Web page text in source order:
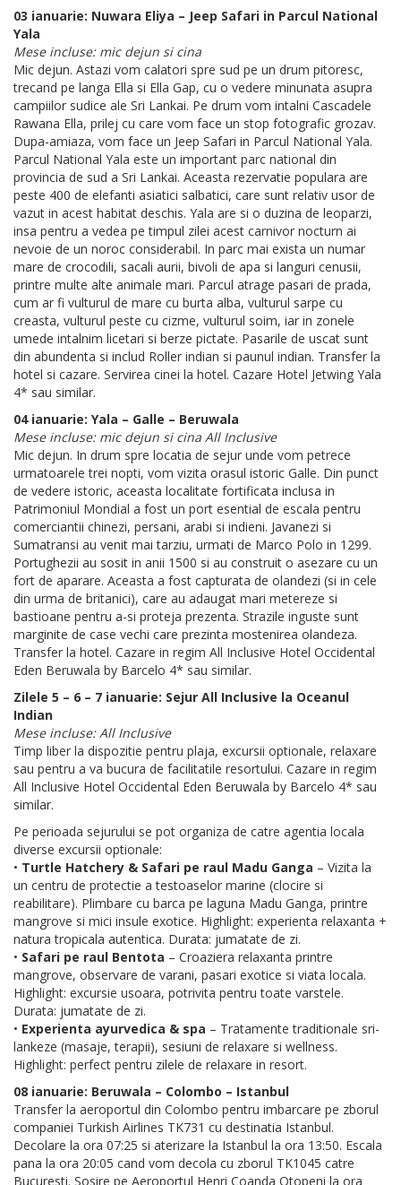
03 ianuarie: Nuwara Eliya – Jeep Safari in Parcul National
Yala
Mese incluse: mic dejun si cina
Mic dejun. Astazi vom calatori spre sud pe un drum pitoresc,
trecand pe langa Ella si Ella Gap, cu o vedere minunata asupra
campiilor sudice ale Sri Lankai. Pe drum vom intalni Cascadele
Rawana Ella, prilej cu care vom face un stop fotografic grozav.
Dupa-amiaza, vom face un Jeep Safari in Parcul National Yala.
Parcul National Yala este un important parc national din
provincia de sud a Sri Lankai. Aceasta rezervatie populara are
peste 400 de elefanti asiatici salbatici, care sunt relativ usor de
vazut in acest habitat deschis. Yala are si o duzina de leoparzi,
insa pentru a vedea pe timpul zilei acest carnivor nocturn ai
nevoie de un noroc considerabil. In parc mai exista un numar
mare de crocodili, sacali aurii, bivoli de apa si languri cenusii,
printre multe alte animale mari. Parcul atrage pasari de prada,
cum ar fi vulturul de mare cu burta alba, vulturul sarpe cu
creasta, vulturul peste cu cizme, vulturul soim, iar in zonele
umede intalnim licetari si berze pictate. Pasarile de uscat sunt
din abundenta si includ Roller indian si paunul indian. Transfer la
hotel si cazare. Servirea cinei la hotel. Cazare Hotel Jetwing Yala
4* sau similar.
04 ianuarie: Yala – Galle – Beruwala
Mese incluse: mic dejun si cina All Inclusive
Mic dejun. In drum spre locatia de sejur unde vom petrece
urmatoarele trei nopti, vom vizita orasul istoric Galle. Din punct
de vedere istoric, aceasta localitate fortificata inclusa in
Patrimoniul Mondial a fost un port esential de escala pentru
comerciantii chinezi, persani, arabi si indieni. Javanezi si
Sumatransi au venit mai tarziu, urmati de Marco Polo in 1299.
Portughezii au sosit in anii 1500 si au construit o asezare cu un
fort de aparare. Aceasta a fost capturata de olandezi (si in cele
din urma de britanici), care au adaugat mari metereze si
bastioane pentru a-si proteja prezenta. Strazile inguste sunt
marginite de case vechi care prezinta mostenirea olandeza.
Transfer la hotel. Cazare in regim All Inclusive Hotel Occidental
Eden Beruwala by Barcelo 4* sau similar.
Zilele 5 – 6 – 7 ianuarie: Sejur All Inclusive la Oceanul
Indian
Mese incluse: All Inclusive
Timp liber la dispozitie pentru plaja, excursii optionale, relaxare
sau pentru a va bucura de facilitatile resortului. Cazare in regim
All Inclusive Hotel Occidental Eden Beruwala by Barcelo 4* sau
similar.
Pe perioada sejurului se pot organiza de catre agentia locala
diverse excursii optionale:
• Turtle Hatchery & Safari pe raul Madu Ganga – Vizita la
un centru de protectie a testoaselor marine (clocire si
reabilitare). Plimbare cu barca pe laguna Madu Ganga, printre
mangrove si mici insule exotice. Highlight: experienta relaxanta +
natura tropicala autentica. Durata: jumatate de zi.
• Safari pe raul Bentota – Croaziera relaxanta printre
mangrove, observare de varani, pasari exotice si viata locala.
Highlight: excursie usoara, potrivita pentru toate varstele.
Durata: jumatate de zi.
• Experienta ayurvedica & spa – Tratamente traditionale sri-
lankeze (masaje, terapii), sesiuni de relaxare si wellness.
Highlight: perfect pentru zilele de relaxare in resort.
08 ianuarie: Beruwala – Colombo – Istanbul
Transfer la aeroportul din Colombo pentru imbarcare pe zborul
companiei Turkish Airlines TK731 cu destinatia Istanbul.
Decolare la ora 07:25 si aterizare la Istanbul la ora 13:50. Escala
pana la ora 20:05 cand vom decola cu zborul TK1045 catre
Bucuresti. Sosire pe Aeroportul Henri Coanda Otopeni la ora